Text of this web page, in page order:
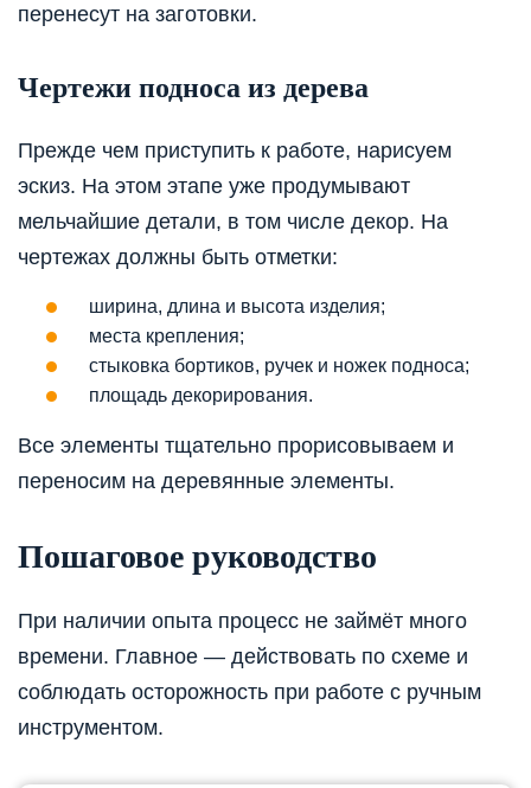
перенесут на заготовки.
Чертежи подноса из дерева
Прежде чем приступить к работе, нарисуем
эскиз. На этом этапе уже продумывают
мельчайшие детали, в том числе декор. На
чертежах должны быть отметки:
ширина, длина и высота изделия;
места крепления;
стыковка бортиков, ручек и ножек подноса;
площадь декорирования.
Все элементы тщательно прорисовываем и
переносим на деревянные элементы.
Пошаговое руководство
При наличии опыта процесс не займёт много
времени. Главное — действовать по схеме и
соблюдать осторожность при работе с ручным
инструментом.